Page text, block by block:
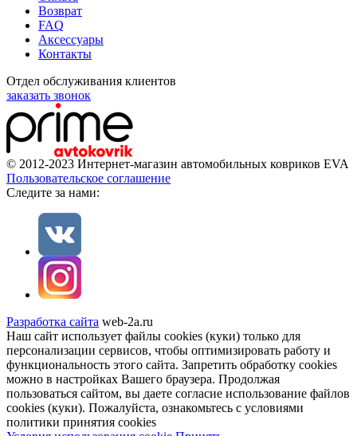
Возврат
FAQ
Аксессуары
Контакты
Отдел обслуживания клиентов
заказать звонок
© 2012-2023 Интернет-магазин автомобильных ковриков EVA
Пользовательское соглашение
Cледите за нами:
Разработка сайта web-2a.ru
Наш сайт использует файлы cookies (куки) только для
персонализации сервисов, чтобы оптимизировать работу и
функциональность этого сайта. Запретить обработку cookies
можно в настройках Вашего браузера. Продолжая
пользоваться сайтом, вы даете согласие использование файлов
cookies (куки). Пожалуйста, ознакомьтесь с условиями
политики принятия сookies